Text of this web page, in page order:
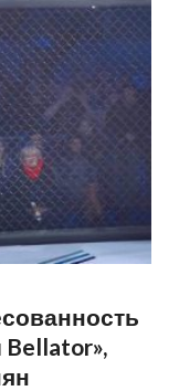
Bellator»,